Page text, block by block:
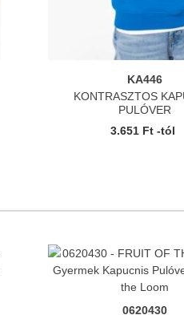
KA446
KONTRASZTOS
PULÓVER
3.651 Ft -tól
0620430